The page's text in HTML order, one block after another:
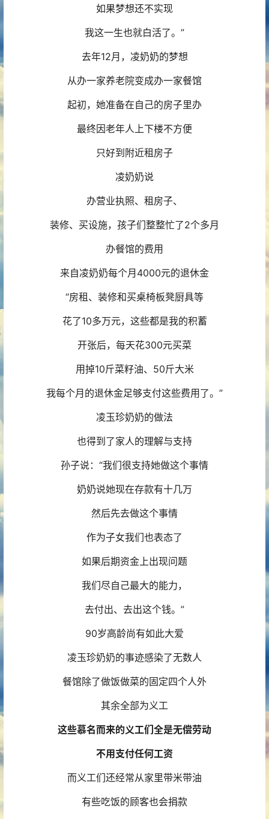
如果梦想还不实现
我这一生也就白活了。”
去年12月，凌奶奶的梦想
从办一家养老院变成办一家餐馆
起初，她准备在自己的房子里办
最终因老年人上下楼不方便
只好到附近租房子
凌奶奶说
办营业执照、租房子、
装修、买设施，孩子们整整忙了2个多月
办餐馆的费用
来自凌奶奶每个月4000元的退休金
“房租、装修和买桌椅板凳厨具等
花了10多万元，这些都是我的积蓄
开张后，每天花300元买菜
用掉10斤菜籽油、50斤大米
我每个月的退休金足够支付这些费用了。”
凌玉珍奶奶的做法
也得到了家人的理解与支持
孙子说：“我们很支持她做这个事情
奶奶说她现在存款有十几万
然后先去做这个事情
作为子女我们也表态了
如果后期资金上出现问题
我们尽自己最大的能力，
去付出、去出这个钱。”
90岁高龄尚有如此大爱
凌玉珍奶奶的事迹感染了无数人
餐馆除了做饭做菜的固定四个人外
其余全部为义工
这些慕名而来的义工们全是无偿劳动
不用支付任何工资
而义工们还经常从家里带米带油
有些吃饭的顾客也会捐款